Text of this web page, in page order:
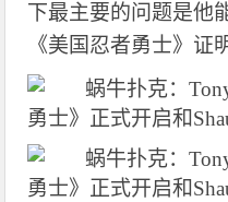
下最主要的问题是他
《美国忍者勇士》证